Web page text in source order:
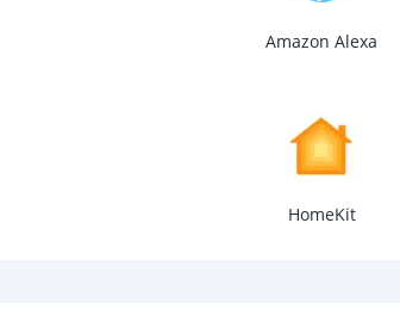
Amazon Alexa
HomeKit